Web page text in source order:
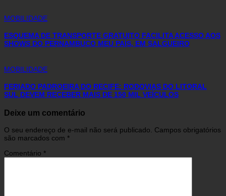
MOBILIDADE
ESQUEMA DE TRANSPORTE GRATUITO FACILITA ACESSO AOS
SHOWS DO PERNAMBUCO MEU PAÍS, EM SALGUEIRO
MOBILIDADE
FERIADO PADROEIRA DO RECIFE: RODOVIAS DO LITORAL
SUL DEVEM RECEBER MAIS DE 150 MIL VEÍCULOS
Deixe um comentário
O seu endereço de e-mail não será publicado. Campos obrigatórios
são marcados com *
Comentário *